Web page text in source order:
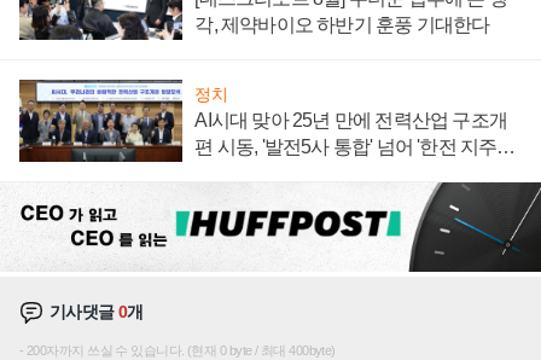
각, 제약바이오 하반기 훈풍 기대한다
정치
AI시대 맞아 25년 만에 전력산업 구조개
편 시동, '발전5사 통합' 넘어 '한전 지주사'
기사댓글0개
200자까지 쓰실 수 있습니다. (현재 0 byte / 최대 400byte)